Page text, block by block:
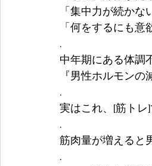
「集中力が続かな
「何をするにも意
.
中年期にある体調
『男性ホルモンの
.
実はこれ、[筋トレ
.
筋肉量が増えると
.